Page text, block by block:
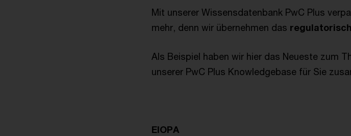
Mit unserer Wissensdatenbank PwC Plus
mehr, denn wir übernehmen das
Als Beispiel haben wir hier das Neueste zum
unserer PwC Plus Knowledgebase für Sie
EIOPA